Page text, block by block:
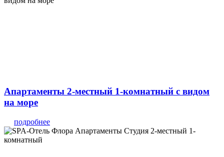
Апартаменты 2-местный 1-комнатный с видом
на море
подробнее